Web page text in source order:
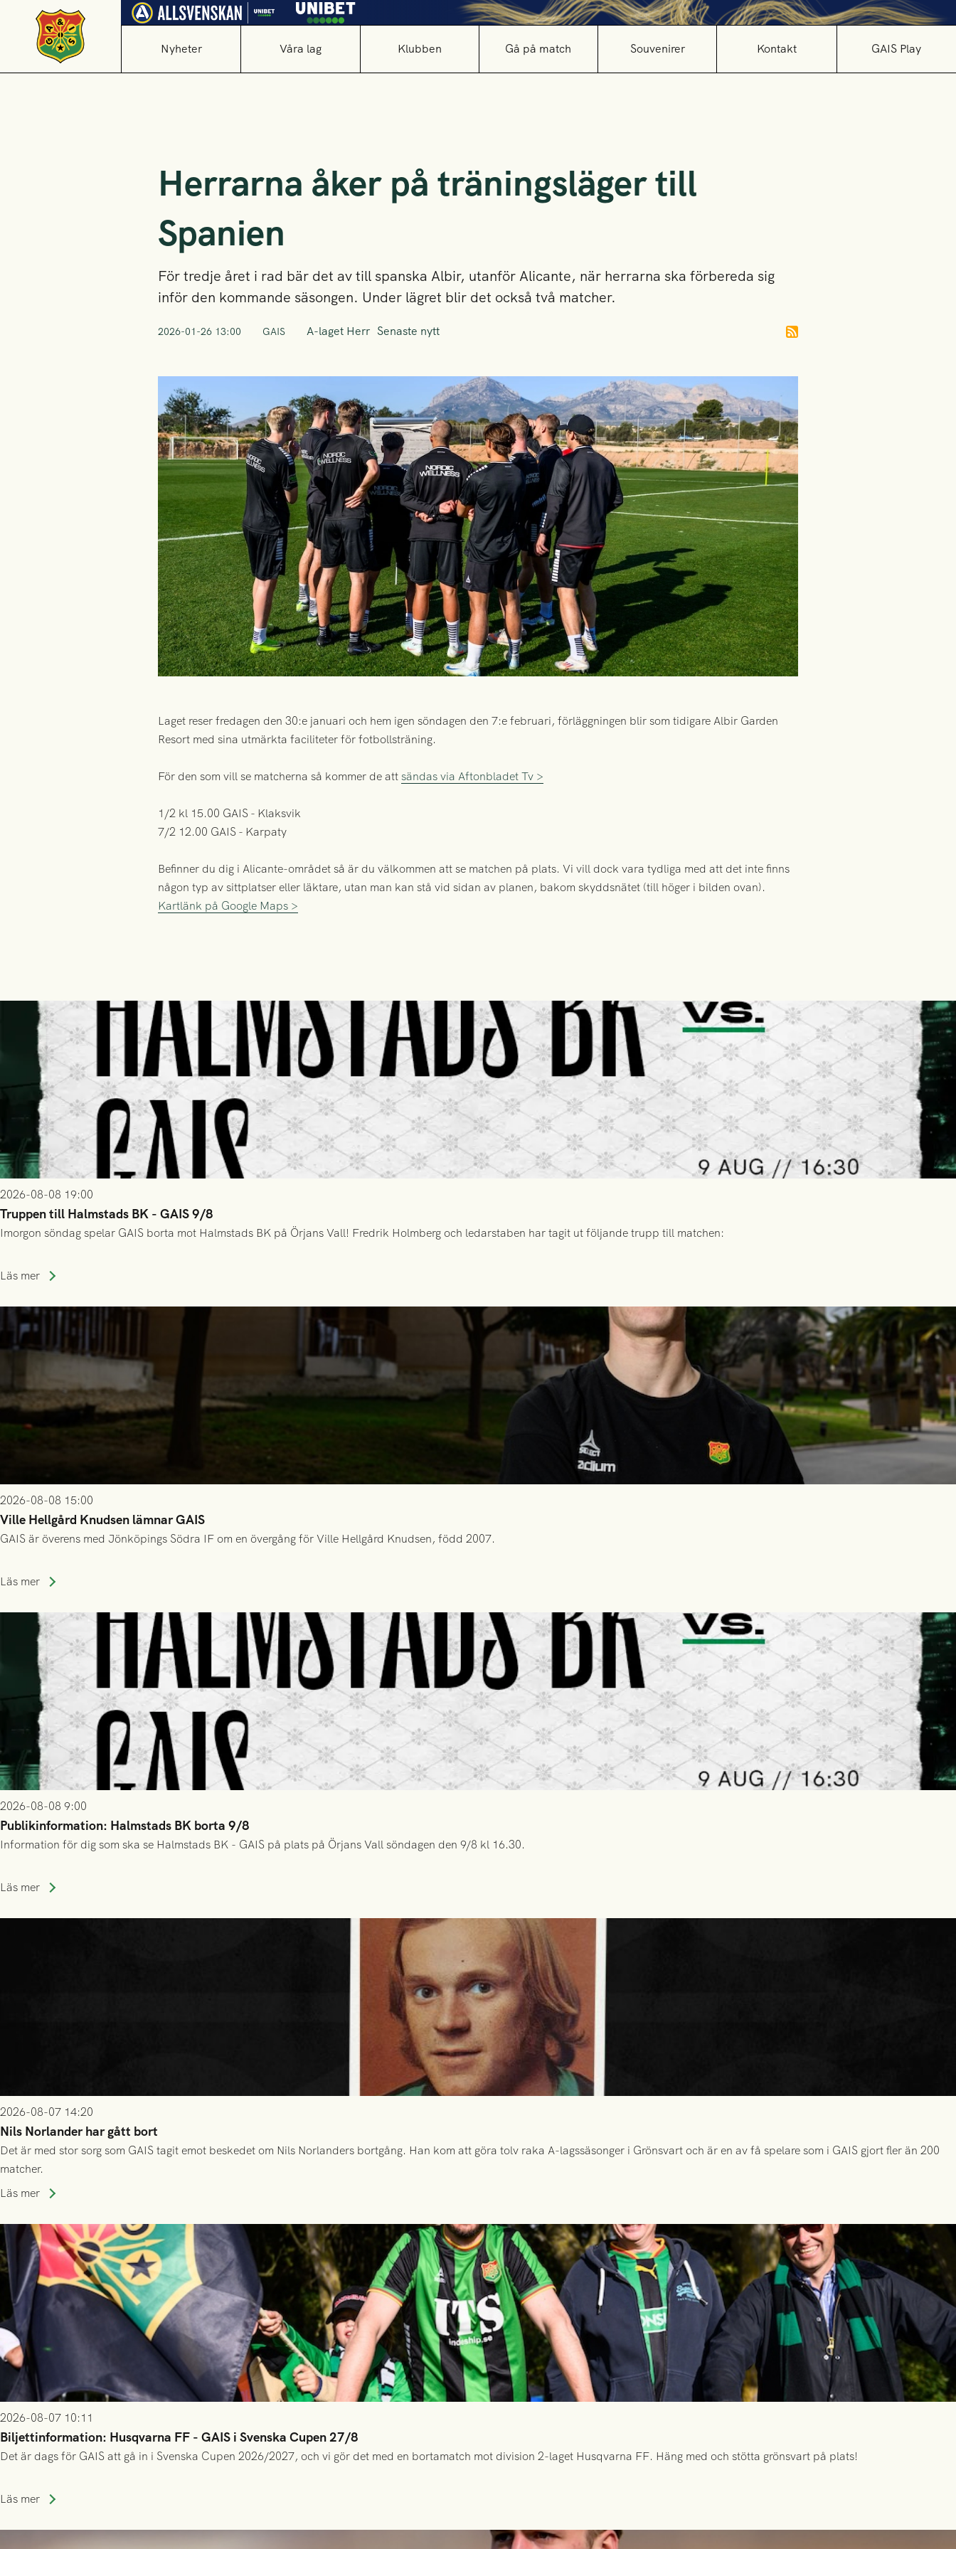
Nyheter Våra lag Klubben Gå på match Souvenirer Kontakt GAIS Play
Herrarna åker på träningsläger till
Spanien
För tredje året i rad bär det av till spanska Albir, utanför Alicante, när herrarna ska förbereda sig
inför den kommande säsongen. Under lägret blir det också två matcher.
2026-01-26 13:00 GAIS A-laget Herr Senaste nytt
Laget reser fredagen den 30:e januari och hem igen söndagen den 7:e februari, förläggningen blir som tidigare Albir Garden
Resort med sina utmärkta faciliteter för fotbollsträning.
För den som vill se matcherna så kommer de att sändas via Aftonbladet Tv >
1/2 kl 15.00 GAIS - Klaksvik
7/2 12.00 GAIS - Karpaty
Befinner du dig i Alicante-området så är du välkommen att se matchen på plats. Vi vill dock vara tydliga med att det inte finns
någon typ av sittplatser eller läktare, utan man kan stå vid sidan av planen, bakom skyddsnätet (till höger i bilden ovan).
Kartlänk på Google Maps >
2026-08-08 19:00
Truppen till Halmstads BK - GAIS 9/8
Imorgon söndag spelar GAIS borta mot Halmstads BK på Örjans Vall! Fredrik Holmberg och ledarstaben har tagit ut följande trupp till matchen:
Läs mer
2026-08-08 15:00
Ville Hellgård Knudsen lämnar GAIS
GAIS är överens med Jönköpings Södra IF om en övergång för Ville Hellgård Knudsen, född 2007.
Läs mer
2026-08-08 9:00
Publikinformation: Halmstads BK borta 9/8
Information för dig som ska se Halmstads BK - GAIS på plats på Örjans Vall söndagen den 9/8 kl 16.30.
Läs mer
2026-08-07 14:20
Nils Norlander har gått bort
Det är med stor sorg som GAIS tagit emot beskedet om Nils Norlanders bortgång. Han kom att göra tolv raka A-lagssäsonger i Grönsvart och är en av få spelare som i GAIS gjort fler än 200
matcher.
Läs mer
2026-08-07 10:11
Biljettinformation: Husqvarna FF - GAIS i Svenska Cupen 27/8
Det är dags för GAIS att gå in i Svenska Cupen 2026/2027, och vi gör det med en bortamatch mot division 2-laget Husqvarna FF. Häng med och stötta grönsvart på plats!
Läs mer